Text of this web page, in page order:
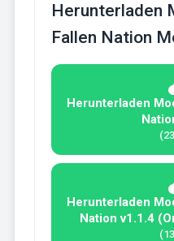
Herunterladen
Fallen Nation
Herunterladen
Herunterladen
Nation v1.1.4